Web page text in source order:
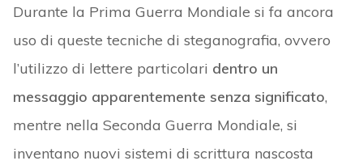
Durante la Prima Guerra Mondiale si fa ancora
uso di queste tecniche di steganografia, ovvero
l’utilizzo di lettere particolari dentro un
messaggio apparentemente senza significato,
mentre nella Seconda Guerra Mondiale, si
inventano nuovi sistemi di scrittura nascosta